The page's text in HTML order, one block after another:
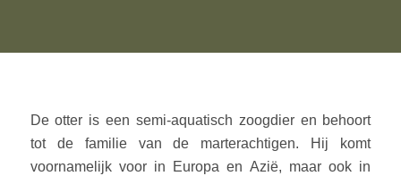
De otter is een semi-aquatisch zoogdier en behoort
tot de familie van de marterachtigen. Hij komt
voornamelijk voor in Europa en Azië, maar ook in